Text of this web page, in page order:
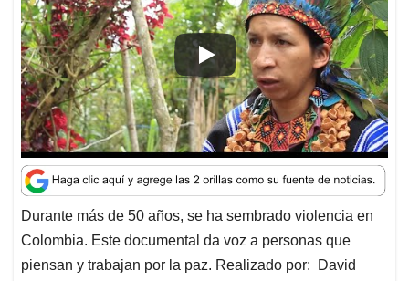
s
A
p
p
b
o
o
k
e
d
I
n
l
a
d
s
Durante más de 50 años, se ha sembrado violencia en
Colombia. Este documental da voz a personas que
piensan y trabajan por la paz. Realizado por: David